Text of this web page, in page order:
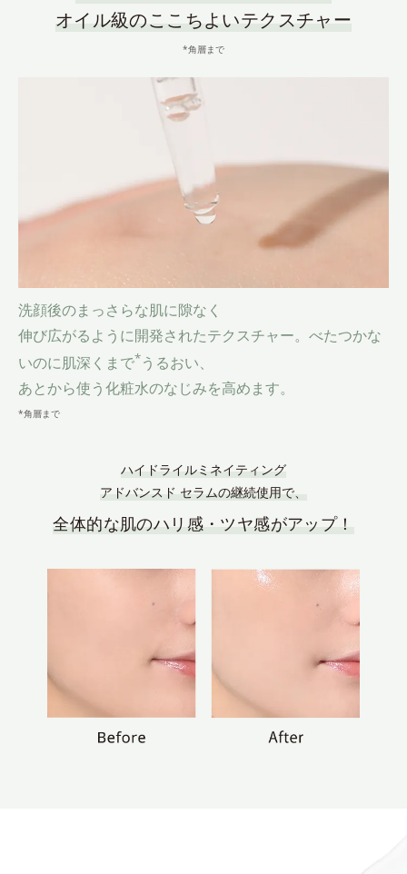
オイル級のここちよいテクスチャー
*角層まで
洗顔後のまっさらな肌に隙なく
伸び広がるように開発されたテクスチャー。 べたつかな
いのに肌深くまで*うるおい、
あとから使う化粧水のなじみを高めます。
*角層まで
ハイドライルミネイティング
アドバンスド セラムの継続使用で、
全体的な肌のハリ感・ツヤ感がアップ！